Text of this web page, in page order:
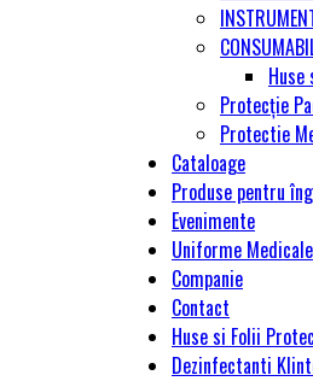
Protecție
Protectie
Cataloage
Produse pentru
Evenimente
Uniforme Medicale
Companie
Contact
Huse si Folii
Dezinfectanti